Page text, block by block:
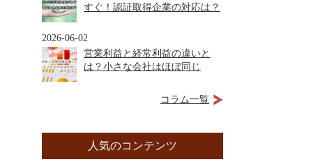
すぐ！認証取得企業の対応は？
2026-06-02
営業利益と経常利益の違いと
は？小さな会社はほぼ同じ
コラム一覧
人気のコンテンツ